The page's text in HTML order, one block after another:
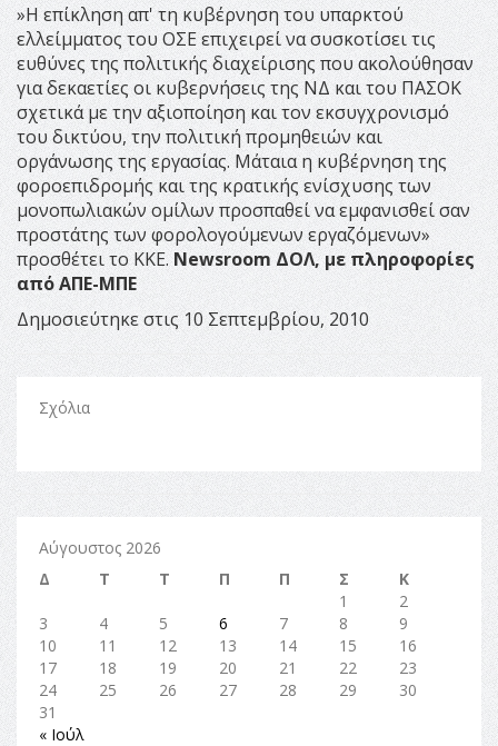
»Η επίκληση απ' τη κυβέρνηση του υπαρκτού
ελλείμματος του ΟΣΕ επιχειρεί να συσκοτίσει τις
ευθύνες της πολιτικής διαχείρισης που ακολούθησαν
για δεκαετίες οι κυβερνήσεις της ΝΔ και του ΠΑΣΟΚ
σχετικά με την αξιοποίηση και τον εκσυγχρονισμό
του δικτύου, την πολιτική προμηθειών και
οργάνωσης της εργασίας. Μάταια η κυβέρνηση της
φοροεπιδρομής και της κρατικής ενίσχυσης των
μονοπωλιακών ομίλων προσπαθεί να εμφανισθεί σαν
προστάτης των φορολογούμενων εργαζόμενων»
προσθέτει το ΚΚΕ.Newsroom ΔΟΛ, με πληροφορίες
από ΑΠΕ-ΜΠΕ
Δημοσιεύτηκε στις 10 Σεπτεμβρίου, 2010
Σχόλια
Αύγουστος 2026
Δ
Τ Τ Π Π Σ
Κ
1
2
3
4 5 6 7 8
9
10
11 12 13 14 15
16
17
18 19 20 21 22
23
24
25 26 27 28 29
30
31
« Ιούλ